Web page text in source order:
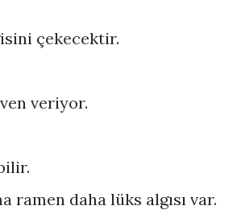
çekecektir.
veriyor.
ramen daha lüks algısı var.